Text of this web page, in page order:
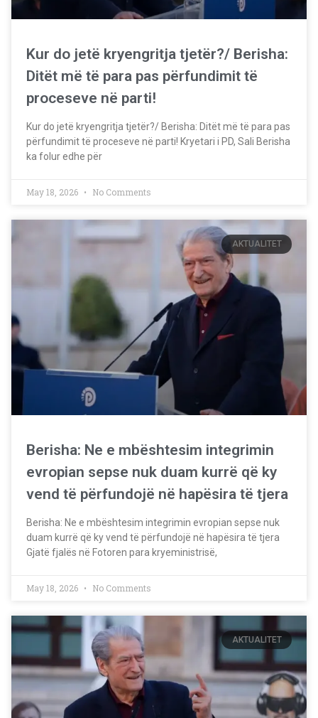
Kur do jetë kryengritja tjetër?/ Berisha:
Ditët më të para pas përfundimit të
proceseve në parti!
Kur do jetë kryengritja tjetër?/ Berisha: Ditët më të para pas
përfundimit të proceseve në parti! Kryetari i PD, Sali Berisha
ka folur edhe për
May 18, 2026 No Comments
AKTUALITET
Berisha: Ne e mbështesim integrimin
evropian sepse nuk duam kurrë që ky
vend të përfundojë në hapësira të tjera
Berisha: Ne e mbështesim integrimin evropian sepse nuk
duam kurrë që ky vend të përfundojë në hapësira të tjera
Gjatë fjalës në Fotoren para kryeministrisë,
May 18, 2026 No Comments
AKTUALITET